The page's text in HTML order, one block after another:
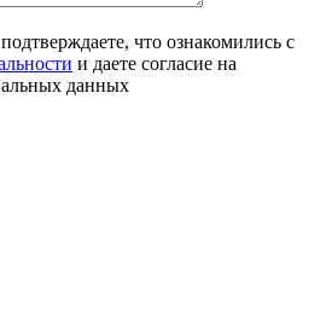
что ознакомились с
и даете согласие на
данных